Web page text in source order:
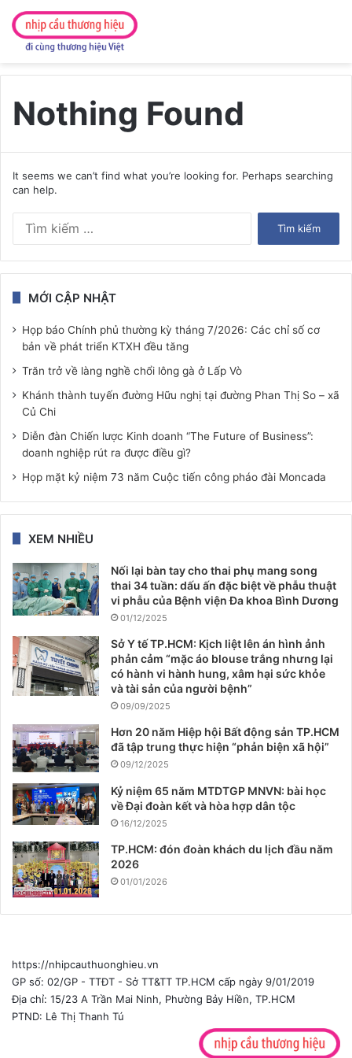
Nothing Found
It seems we can’t find what you’re looking for. Perhaps searching
can help.
MỚI CẬP NHẬT
Họp báo Chính phủ thường kỳ tháng 7/2026: Các chỉ số cơ
bản về phát triển KTXH đều tăng
Trăn trở về làng nghề chổi lông gà ở Lấp Vò
Khánh thành tuyến đường Hữu nghị tại đường Phan Thị So – xã
Củ Chi
Diễn đàn Chiến lược Kinh doanh “The Future of Business”:
doanh nghiệp rút ra được điều gì?
Họp mặt kỷ niệm 73 năm Cuộc tiến công pháo đài Moncada
XEM NHIỀU
Nối lại bàn tay cho thai phụ mang song
thai 34 tuần: dấu ấn đặc biệt về phẫu thuật
vi phẫu của Bệnh viện Đa khoa Bình Dương
01/12/2025
Sở Y tế TP.HCM: Kịch liệt lên án hình ảnh
phản cảm “mặc áo blouse trắng nhưng lại
có hành vi hành hung, xâm hại sức khỏe
và tài sản của người bệnh”
09/09/2025
Hơn 20 năm Hiệp hội Bất động sản TP.HCM
đã tập trung thực hiện “phản biện xã hội”
09/12/2025
Kỷ niệm 65 năm MTDTGP MNVN: bài học
về Đại đoàn kết và hòa hợp dân tộc
16/12/2025
TP.HCM: đón đoàn khách du lịch đầu năm
2026
01/01/2026
https://nhipcauthuonghieu.vn
GP số: 02/GP - TTĐT - Sở TT&TT TP.HCM cấp ngày 9/01/2019
Địa chỉ: 15/23 A Trần Mai Ninh, Phường Bảy Hiền, TP.HCM
PTND: Lê Thị Thanh Tú